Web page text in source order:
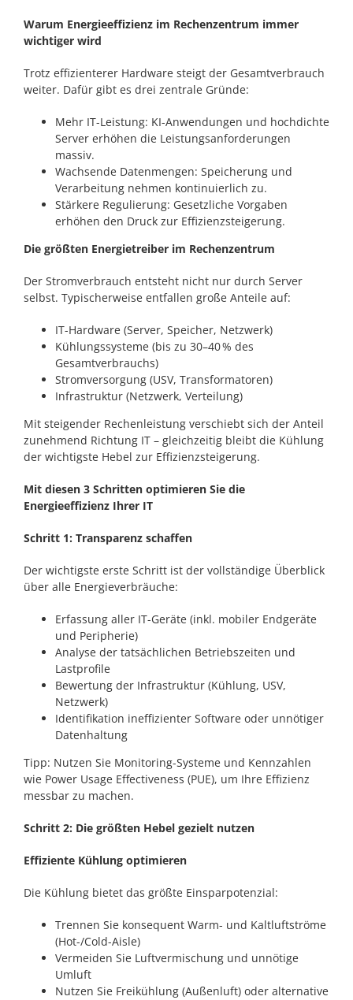
Warum Energieeffizienz im Rechenzentrum immer
wichtiger wird
Trotz effizienterer Hardware steigt der Gesamtverbrauch
weiter. Dafür gibt es drei zentrale Gründe:
Mehr IT-Leistung: KI-Anwendungen und hochdichte
Server erhöhen die Leistungsanforderungen
massiv.
Wachsende Datenmengen: Speicherung und
Verarbeitung nehmen kontinuierlich zu.
Stärkere Regulierung: Gesetzliche Vorgaben
erhöhen den Druck zur Effizienzsteigerung.
Die größten Energietreiber im Rechenzentrum
Der Stromverbrauch entsteht nicht nur durch Server
selbst. Typischerweise entfallen große Anteile auf:
IT-Hardware (Server, Speicher, Netzwerk)
Kühlungssysteme (bis zu 30–40 % des
Gesamtverbrauchs)
Stromversorgung (USV, Transformatoren)
Infrastruktur (Netzwerk, Verteilung)
Mit steigender Rechenleistung verschiebt sich der Anteil
zunehmend Richtung IT – gleichzeitig bleibt die Kühlung
der wichtigste Hebel zur Effizienzsteigerung.
Mit diesen 3 Schritten optimieren Sie die
Energieeffizienz Ihrer IT
Schritt 1: Transparenz schaffen
Der wichtigste erste Schritt ist der vollständige Überblick
über alle Energieverbräuche:
Erfassung aller IT-Geräte (inkl. mobiler Endgeräte
und Peripherie)
Analyse der tatsächlichen Betriebszeiten und
Lastprofile
Bewertung der Infrastruktur (Kühlung, USV,
Netzwerk)
Identifikation ineffizienter Software oder unnötiger
Datenhaltung
Tipp: Nutzen Sie Monitoring-Systeme und Kennzahlen
wie Power Usage Effectiveness (PUE), um Ihre Effizienz
messbar zu machen.
Schritt 2: Die größten Hebel gezielt nutzen
Effiziente Kühlung optimieren
Die Kühlung bietet das größte Einsparpotenzial:
Trennen Sie konsequent Warm- und Kaltluftströme
(Hot-/Cold-Aisle)
Vermeiden Sie Luftvermischung und unnötige
Umluft
Nutzen Sie Freikühlung (Außenluft) oder alternative